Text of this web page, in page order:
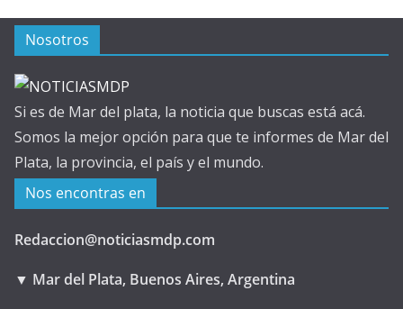
Nosotros
Si es de Mar del plata, la noticia que buscas está acá.
Somos la mejor opción para que te informes de Mar del
Plata, la provincia, el país y el mundo.
Nos encontras en
Redaccion@noticiasmdp.com
▼ Mar del Plata, Buenos Aires, Argentina